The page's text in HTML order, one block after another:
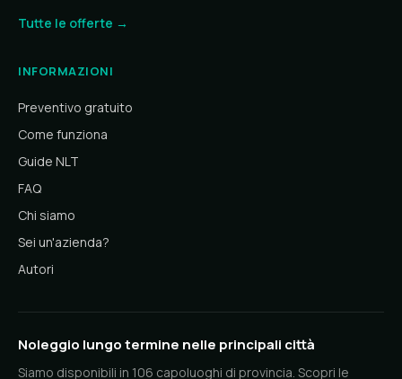
Tutte le offerte →
INFORMAZIONI
Preventivo gratuito
Come funziona
Guide NLT
FAQ
Chi siamo
Sei un'azienda?
Autori
Noleggio lungo termine nelle principali città
Siamo disponibili in 106 capoluoghi di provincia. Scopri le